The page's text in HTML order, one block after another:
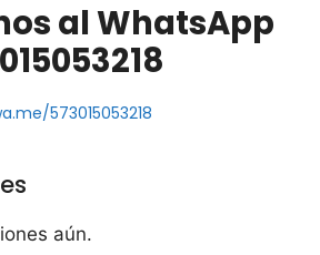
al WhatsApp
573015053218
aún.